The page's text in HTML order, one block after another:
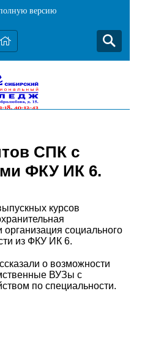
версию
СПК с
ФКУ ИК 6.
курсов
социального
из ФКУ ИК 6.
о возможности
ВУЗы с
по специальности.